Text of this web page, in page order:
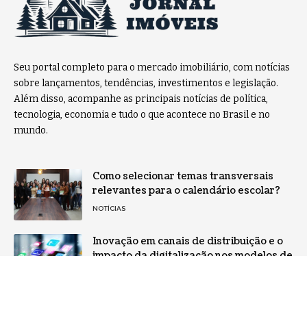
Seu portal completo para o mercado imobiliário, com notícias
sobre lançamentos, tendências, investimentos e legislação.
Além disso, acompanhe as principais notícias de política,
tecnologia, economia e tudo o que acontece no Brasil e no
mundo.
Como selecionar temas transversais
relevantes para o calendário escolar?
NOTÍCIAS
Inovação em canais de distribuição e o
impacto da digitalização nos modelos de